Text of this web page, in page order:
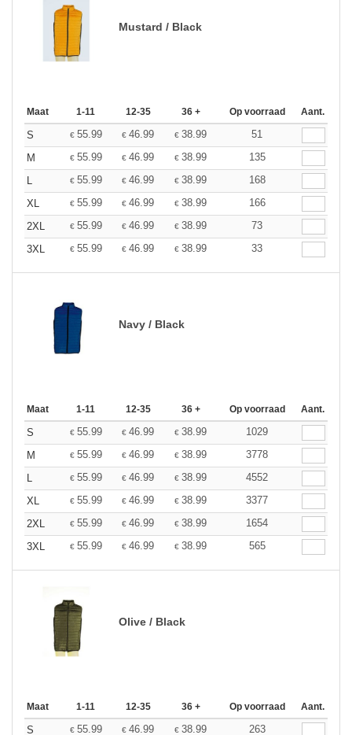
Mustard / Black
Maat 1-11 12-35 36 + Op voorraad Aant.
S € 55.99 € 46.99 € 38.99
51
M
€ 55.99 € 46.99 € 38.99
135
L
€ 55.99 € 46.99 € 38.99
168
XL
€ 55.99 € 46.99 € 38.99
166
2XL
€ 55.99 € 46.99 € 38.99
73
3XL
€ 55.99 € 46.99 € 38.99 33
Navy / Black
Maat 1-11 12-35 36 + Op voorraad Aant.
S € 55.99 € 46.99 € 38.99
1029
M
€ 55.99 € 46.99 € 38.99
3778
L
€ 55.99 € 46.99 € 38.99
4552
XL
€ 55.99 € 46.99 € 38.99
3377
2XL
€ 55.99 € 46.99 € 38.99
1654
3XL
€ 55.99 € 46.99 € 38.99 565
Olive / Black
Maat 1-11 12-35 36 + Op voorraad Aant.
S € 55.99 € 46.99 € 38.99 263